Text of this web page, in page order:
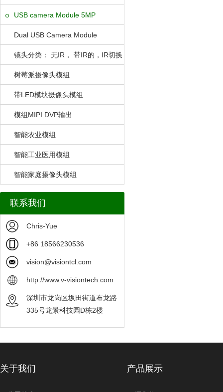
USB camera Module 5MP
Dual USB Camera Module
镜头分类： 无IR， 带IR的，IR切换
树莓派摄像头模组
带LED模块摄像头模组
模组MIPI DVP输出
智能农业模组
智能工业医用模组
智能家庭摄像头模组
联系我们
Chris-Yue
+86 18566230536
vision@visiontcl.com
http://www.v-visiontech.com
深圳市龙岗区坂田街道布龙路
335号龙景科技园D栋2楼
关于我们 产品展示